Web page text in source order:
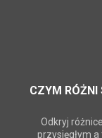
CZYM RÓŻNI
Odkryj
przysięgłym a